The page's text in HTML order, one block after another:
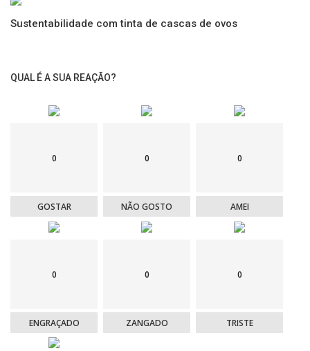
Sustentabilidade com tinta de cascas de ovos
QUAL É A SUA REAÇÃO?
0
GOSTAR
0
NÃO GOSTO
0
AMEI
0
ENGRAÇADO
0
ZANGADO
0
TRISTE